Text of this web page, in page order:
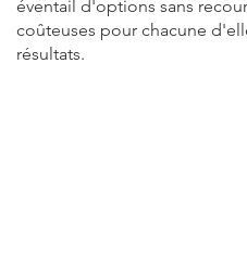
éventail d'options sans
coûteuses pour chacune
résultats.